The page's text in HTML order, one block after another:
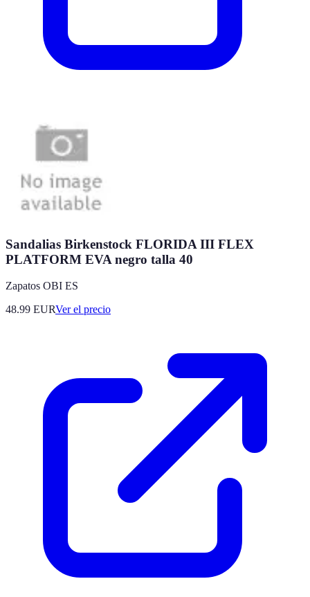
Sandalias Birkenstock FLORIDA III FLEX
PLATFORM EVA negro talla 40
Zapatos OBI ES
48.99 EURVer el precio